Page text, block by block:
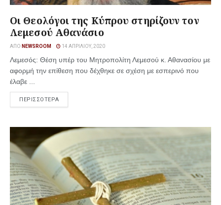
Οι Θεολόγοι της Κύπρου στηρίζουν τον
Λεμεσού Αθανάσιο
ΑΠΌ NEWSROOM 14 ΑΠΡΙΛΊΟΥ, 2020
Λεμεσός: Θέση υπέρ του Μητροπολίτη Λεμεσού κ. Αθανασίου με
αφορμή την επίθεση που δέχθηκε σε σχέση με εσπερινό που
έλαβε ...
ΠΕΡΙΣΣΟΤΕΡΑ